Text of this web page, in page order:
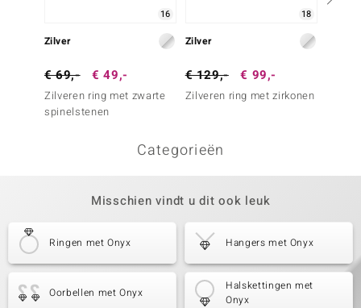
16
Zilver
€ 69,- € 49,-
Zilveren ring met zwarte
spinelstenen
18
Zilver
€ 129,- € 99,-
Zilveren ring met zirkonen
Categorieën
Misschien vindt u dit ook leuk
Ringen met Onyx Hangers met Onyx
Oorbellen met Onyx
Halskettingen met
Onyx